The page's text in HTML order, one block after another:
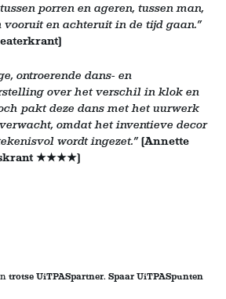
porren en ageren, tussen man,
vooruit en achteruit in de tijd gaan.”
ontroerende dans- en
over het verschil in klok en
pakt deze dans met het uurwerk
omdat het inventieve decor
wordt ingezet.”(Annette
★★★★)
trotse UiTPASpartner. Spaar UiTPASpunten